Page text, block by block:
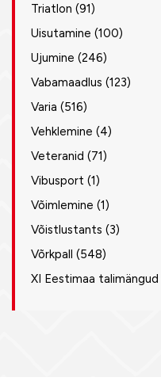
Triatlon (91)
Uisutamine (100)
Ujumine (246)
Vabamaadlus (123)
Varia (516)
Vehklemine (4)
Veteranid (71)
Vibusport (1)
Võimlemine (1)
Võistlustants (3)
Võrkpall (548)
XI Eestimaa talimängud